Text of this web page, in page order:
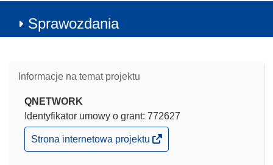
Sprawozdania
Informacje na temat projektu
QNETWORK
Identyfikator umowy o grant: 772627
(odnośnik
otworzy
Strona internetowa projektu